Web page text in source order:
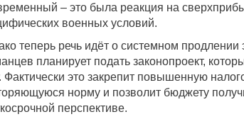
– это была реакция на
военных условий.
теперь речь идёт о системном
планирует подать законопроект,
Фактически это закрепит повышенную
норму и позволит бюджету
перспективе.